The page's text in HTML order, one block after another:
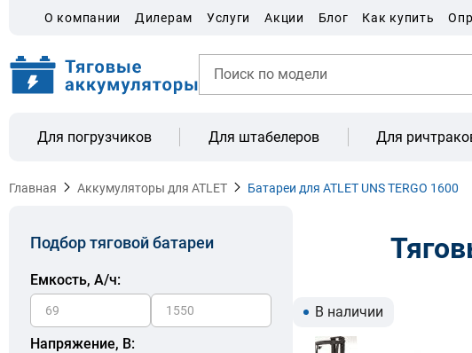
О компании Дилерам Услуги Акции Блог Как купить
Для погрузчиков Для штабелеров Для
Главная Аккумуляторы для ATLET Батареи для ATLET UNS TERGO 1600
Подбор тяговой батареи
Емкость, A/ч:
Напряжение, В:
В наличии